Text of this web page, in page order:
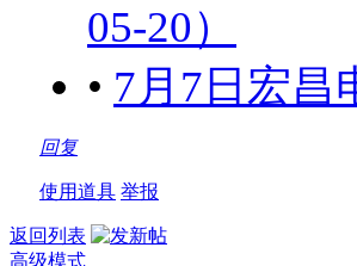
05-20）
• 7月7日宏昌
回复
使用道具 举报
返回列表
高级模式